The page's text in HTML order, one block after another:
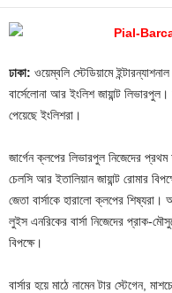
ঢাকা: ওয়েম্বলি স্টেডিয়ামে
বার্সেলোনা আর ইংলিশ জায়ান্ট
পেয়েছে ইংলিশরা।
জার্গেন ক্লপের লিভারপুল নিজেদের প্রথম
চেলসি আর ইতালিয়ান জায়ান্ট রোমার
জেতা বার্সাকে হারালো ক্লপের শিষ্যরা।
লুইস এনরিকের বার্সা নিজেদের প্রাক-
বিপক্ষে।
বার্সার হয়ে মাঠে নামেন টার স্টেগেন,